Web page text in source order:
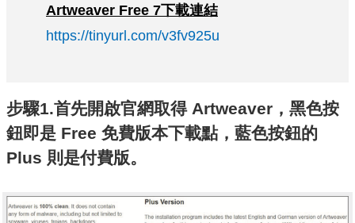
Artweaver Free 7下載連結
https://tinyurl.com/v3fv925u
步驟1.首先開啟官網取得 Artweaver，黑色按
鈕即是 Free 免費版本下載點，藍色按鈕的
Plus 則是付費版。